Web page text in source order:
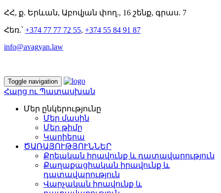
ՀՀ, ք. Երևան, Աբովյան փող., 16 շենք, գրաս. 7
Հեռ.՝ +374 77 77 72 55, +374 55 84 91 87
info@avagyan.law
Toggle navigation
Հարց ու Պատասխան
Մեր ընկերությունը
Մեր մասին
Մեր թիմը
Կարիերա
ԾԱՌԱՅՈՒԹՅՈՒՆՆԵՐ
Քրեական իրավունք և դատավարություն
Քաղաքացիական իրավունք և
դատավարություն
Վարչական իրավունք և